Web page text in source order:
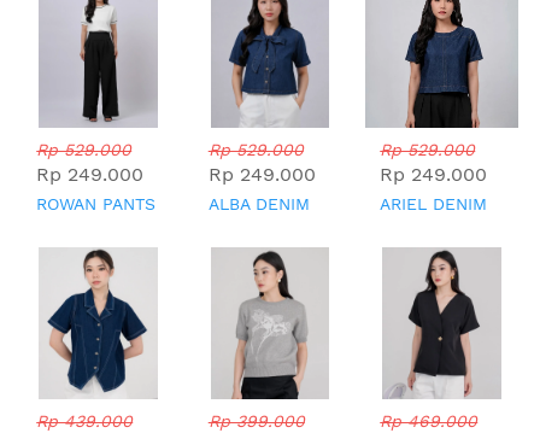
Rp 529.000
Rp 249.000
ROWAN PANTS
Rp 529.000
Rp 249.000
ALBA DENIM
Rp 529.000
Rp 249.000
ARIEL DENIM
Rp 439.000 Rp 399.000 Rp 469.000